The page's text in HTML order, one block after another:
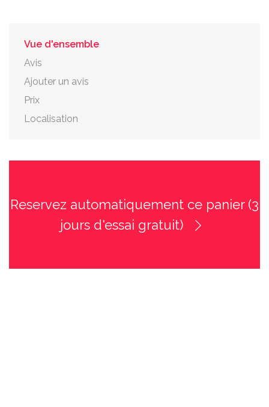
Vue d'ensemble
Avis
Ajouter un avis
Prix
Localisation
Reservez automatiquement ce panier (3
jours d'essai gratuit)